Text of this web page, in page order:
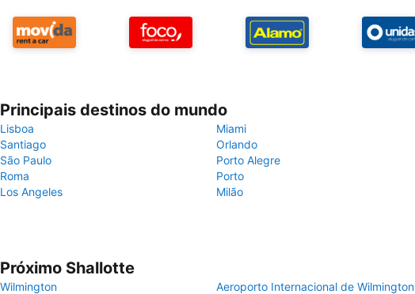
Principais destinos do mundo
Lisboa
Miami
Santiago
Orlando
São Paulo
Porto Alegre
Roma
Porto
Los Angeles
Milão
Próximo Shallotte
Wilmington Aeroporto Internacional de Wilmington